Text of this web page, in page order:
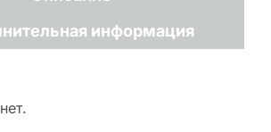
информация